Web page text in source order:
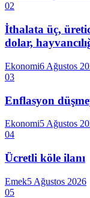
02
İthalata üç,
dolar,
Ekonomi6 Ağustos
03
Enflasyon
Ekonomi5 Ağustos
04
Ücretli köle ilanı
Emek5 Ağustos 2026
05